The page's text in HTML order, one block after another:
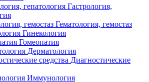
Гастрология,
Гематология, гемостаз
Гинекология
Гомеопатия
Дерматология
Диагностические
Иммунология